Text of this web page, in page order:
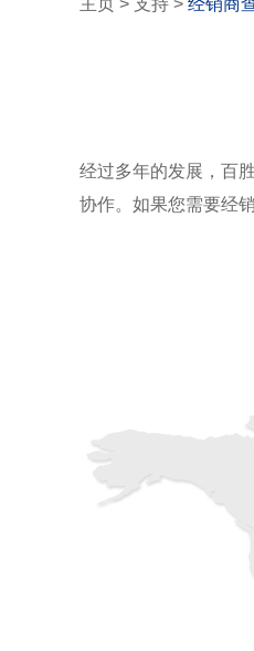
主页 > 支持 > 经销商
经过多年的发展，百
协作。如果您需要经